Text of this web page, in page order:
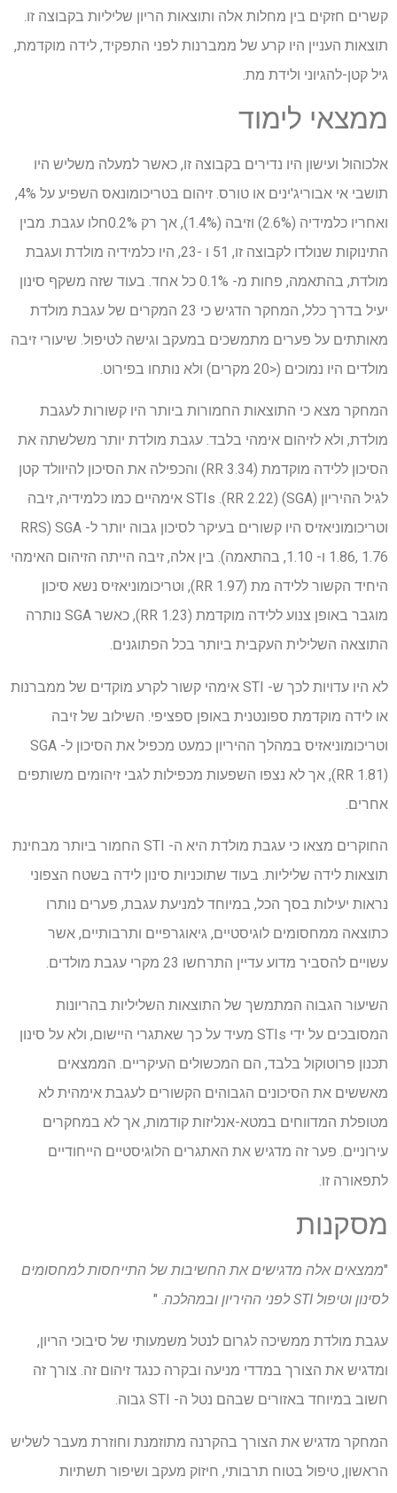
קשרים חזקים בין מחלות אלה ותוצאות הריון שליליות בקבוצה זו.
תוצאות העניין היו קרע של ממברנות לפני התפקיד, לידה מוקדמת,
גיל קטן-להגיוני ולידת מת.
ממצאי לימוד
אלכוהול ועישון היו נדירים בקבוצה זו, כאשר למעלה משליש היו
תושבי אי אבוריג'ינים או טורס. זיהום בטריכומונאס השפיע על 4%,
ואחריו כלמידיה (2.6%) וזיבה (1.4%), אך רק 0.2%חלו עגבת. מבין
התינוקות שנולדו לקבוצה זו, 51 ו -23, היו כלמידיה מולדת ועגבת
מולדת, בהתאמה, פחות מ- 0.1% כל אחד. בעוד שזה משקף סינון
יעיל בדרך כלל, המחקר הדגיש כי 23 המקרים של עגבת מולדת
מאותתים על פערים מתמשכים במעקב וגישה לטיפול. שיעורי זיבה
מולדים היו נמוכים (<20 מקרים) ולא נותחו בפירוט.
המחקר מצא כי התוצאות החמורות ביותר היו קשורות לעגבת
מולדת, ולא לזיהום אימהי בלבד. עגבת מולדת יותר משלשתה את
הסיכון ללידה מוקדמת (RR 3.34) והכפילה את הסיכון להיוולד קטן
לגיל ההיריון (SGA) (RR 2.22). STIs אימהיים כמו כלמידיה, זיבה
וטריכומוניאזיס היו קשורים בעיקר לסיכון גבוה יותר ל- SGA (RRS
1.86, 1.76 ו- 1.10, בהתאמה). בין אלה, זיבה הייתה הזיהום האימהי
היחיד הקשור ללידה מת (RR 1.97), וטריכומוניאזיס נשא סיכון
מוגבר באופן צנוע ללידה מוקדמת (RR 1.23), כאשר SGA נותרה
התוצאה השלילית העקבית ביותר בכל הפתוגנים.
לא היו עדויות לכך ש- STI אימהי קשור לקרע מוקדים של ממברנות
או לידה מוקדמת ספונטנית באופן ספציפי. השילוב של זיבה
וטריכומוניאזיס במהלך ההיריון כמעט מכפיל את הסיכון ל- SGA
(RR 1.81), אך לא נצפו השפעות מכפילות לגבי זיהומים משותפים
אחרים.
החוקרים מצאו כי עגבת מולדת היא ה- STI החמור ביותר מבחינת
תוצאות לידה שליליות. בעוד שתוכניות סינון לידה בשטח הצפוני
נראות יעילות בסך הכל, במיוחד למניעת עגבת, פערים נותרו
כתוצאה ממחסומים לוגיסטיים, גיאוגרפיים ותרבותיים, אשר
עשויים להסביר מדוע עדיין התרחשו 23 מקרי עגבת מולדים.
השיעור הגבוה המתמשך של התוצאות השליליות בהריונות
המסובכים על ידי STIs מעיד על כך שאתגרי היישום, ולא על סינון
תכנון פרוטוקול בלבד, הם המכשולים העיקריים. הממצאים
מאששים את הסיכונים הגבוהים הקשורים לעגבת אימהית לא
מטופלת המדווחים במטא-אנליזות קודמות, אך לא במחקרים
עירוניים. פער זה מדגיש את האתגרים הלוגיסטיים הייחודיים
לתפאורה זו.
מסקנות
"ממצאים אלה מדגישים את החשיבות של התייחסות למחסומים
לסינון וטיפול STI לפני ההיריון ובמהלכה
. "
עגבת מולדת ממשיכה לגרום לנטל משמעותי של סיבוכי הריון,
ומדגיש את הצורך במדדי מניעה ובקרה כנגד זיהום זה. צורך זה
חשוב במיוחד באזורים שבהם נטל ה- STI גבוה.
המחקר מדגיש את הצורך בהקרנה מתוזמנת וחוזרת מעבר לשליש
הראשון, טיפול בטוח תרבותי, חיזוק מעקב ושיפור תשתיות